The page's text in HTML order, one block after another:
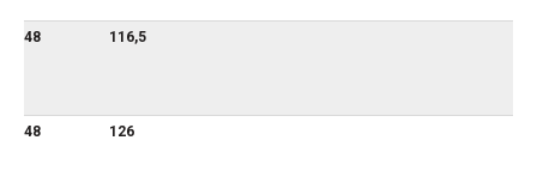
48 116,5
48 126